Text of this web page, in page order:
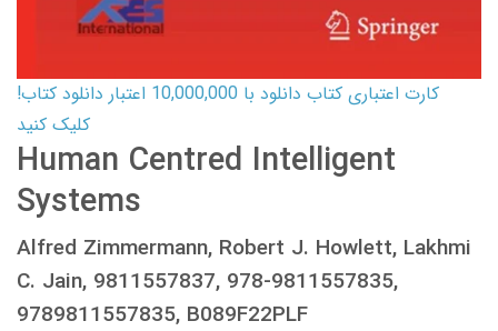
کارت اعتباری کتاب دانلود با 10,000,000 اعتبار دانلود کتاب!
کلیک کنید
Human Centred Intelligent
Systems
Alfred Zimmermann, Robert J. Howlett, Lakhmi
C. Jain, 9811557837, 978-9811557835,
9789811557835, B089F22PLF